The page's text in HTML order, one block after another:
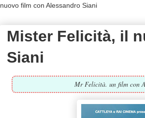
nuovo film con Alessandro Siani
Mister Felicità, il
Siani
Mr Felicità. un film con